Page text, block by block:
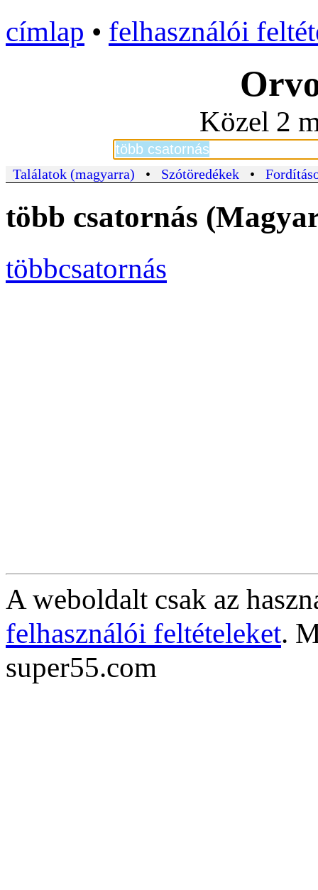
címlap • felhasználói
Közel 2
Találatok (magyarra) • Szótöredékek •
több csatornás
többcsatornás
A weboldalt csak az
felhasználói feltételeket.
super55.com